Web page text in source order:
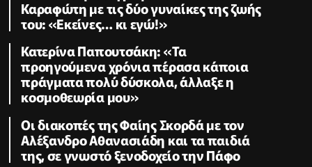
Καραφώτη με τις δύο γυναίκες της ζωής
του: «Εκείνες… κι εγώ!»
Κατερίνα Παπουτσάκη: «Τα
προηγούμενα χρόνια πέρασα κάποια
πράγματα πολύ δύσκολα, άλλαξε η
κοσμοθεωρία μου»
Οι διακοπές της Φαίης Σκορδά με τον
Αλέξανδρο Αθανασιάδη και τα παιδιά
της, σε γνωστό ξενοδοχείο την Πάφο